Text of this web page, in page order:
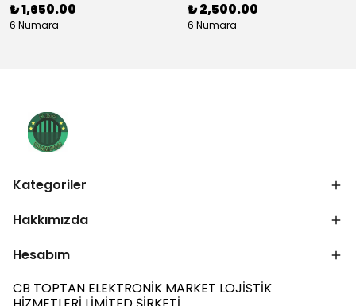
₺ 1,650.00
6 Numara
₺ 2,500.00
6 Numara
Kategoriler
Hakkımızda
Hesabım
CB TOPTAN ELEKTRONİK MARKET LOJİSTİK